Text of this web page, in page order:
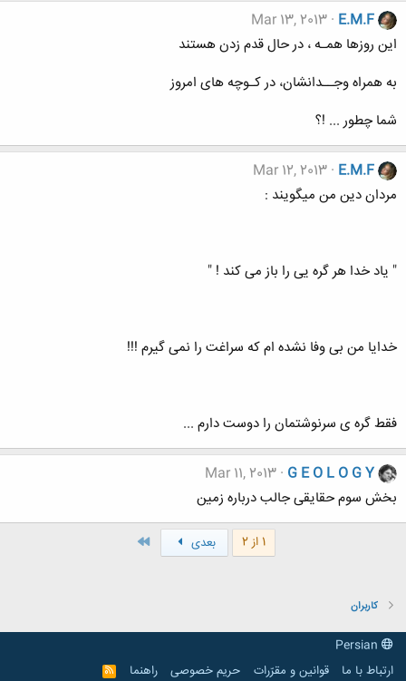
E.M.F
Mar 13, 2013
این روزها همـه ، در حال قدم زدن هستند
به همراه وجــدانشان، در كـوچه های امروز
شما چطور ... !؟
E.M.F
Mar 12, 2013
مردان دین من میگویند :
" یاد خدا هر گره یی را باز می کند ! "
خدایا من بی وفا نشده ام که سراغت را نمی گیرم !!!
فقط گره ی سرنوشتمان را دوست دارم ...
G E O L O G Y
Mar 11, 2013
بخش سوم حقایقی جالب درباره زمین
1 از 2 بعدی
کاربران
ارتباط با ما
قوانین و مقرّرات حریم خصوصی راهنما
R